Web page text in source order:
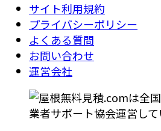
サイト利用規約
プライバシーポリシー
よくある質問
お問い合わせ
運営会社